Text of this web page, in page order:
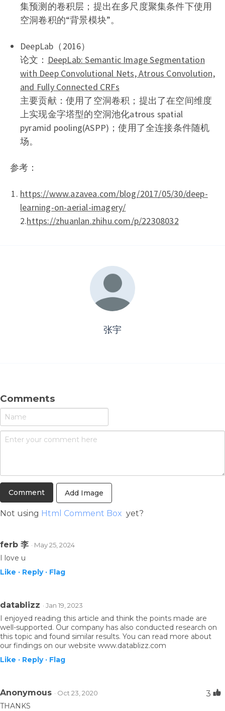
集预测的卷积层；提出在多尺度聚集条件下使用
空洞卷积的“背景模块”。
DeepLab（2016）
论文： DeepLab: Semantic Image Segmentation
with Deep Convolutional Nets, Atrous Convolution,
and Fully Connected CRFs
主要贡献：使用了空洞卷积；提出了在空间维度
上实现金字塔型的空洞池化atrous spatial
pyramid pooling(ASPP)；使用了全连接条件随机
场。
参考：
https://www.azavea.com/blog/2017/05/30/deep-
learning-on-aerial-imagery/
2.https://zhuanlan.zhihu.com/p/22308032
张宇
Comments
Add Image
Not using Html Comment Box yet?
ferb 李 · May 25, 2024
I love u
Like · Reply · Flag
datablizz · Jan 19, 2023
I enjoyed reading this article and think the points made are
well-supported. Our company has also conducted research on
this topic and found similar results. You can read more about
our findings on our website www.datablizz.com
Like · Reply · Flag
Anonymous · Oct 23, 2020
THANKS
3